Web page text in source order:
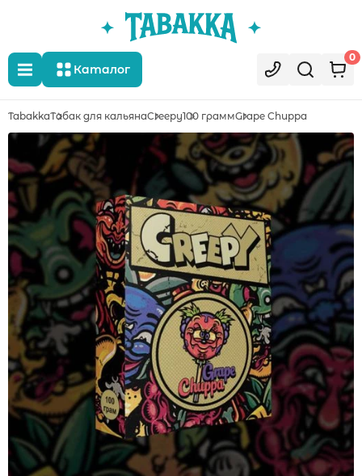
Каталог
0
Акции
TabakkaТабак для кальянаCreepy100 граммGrape Chuppa